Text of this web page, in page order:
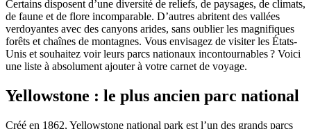
Certains disposent d’une diversité de reliefs, de paysages, de climats,
de faune et de flore incomparable. D’autres abritent des vallées
verdoyantes avec des canyons arides, sans oublier les magnifiques
forêts et chaînes de montagnes. Vous envisagez de visiter les États-
Unis et souhaitez voir leurs parcs nationaux incontournables ? Voici
une liste à absolument ajouter à votre carnet de voyage.
Yellowstone : le plus ancien parc national
Créé en 1862, Yellowstone national park est l’un des grands parcs